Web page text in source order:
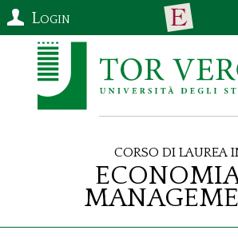
Login
Corso di Laurea